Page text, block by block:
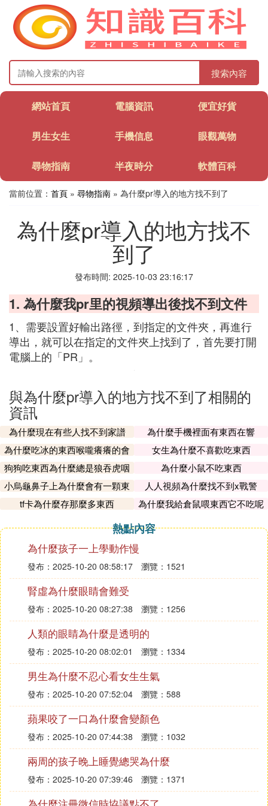
搜索內容
網站首頁 電腦資訊 便宜好貨
男生女生 手機信息 眼觀萬物
尋物指南 半夜時分 軟體百科
當前位置： 首頁 » 尋物指南 » 為什麼pr導入的地方找不到了
為什麼pr導入的地方找不
到了
發布時間: 2025-10-03 23:16:17
1. 為什麼我pr里的視頻導出後找不到文件
1、需要設置好輸出路徑，到指定的文件夾，再進行
導出，就可以在指定的文件夾上找到了，首先要打開
電腦上的「PR」。
與為什麼pr導入的地方找不到了相關的
資訊
為什麼現在有些人找不到家譜
為什麼手機裡面有東西在響
為什麼吃冰的東西喉嚨癢癢的會
咳
女生為什麼不喜歡吃東西
狗狗吃東西為什麼總是狼吞虎咽
的
為什麼小鼠不吃東西
小烏龜鼻子上為什麼會有一顆東
西
人人視頻為什麼找不到x戰警
tf卡為什麼存那麼多東西
為什麼我給倉鼠喂東西它不吃呢
熱點內容
為什麼孩子一上學動作慢
發布：2025-10-20 08:58:17 瀏覽：1521
腎虛為什麼眼睛會難受
發布：2025-10-20 08:27:38 瀏覽：1256
人類的眼睛為什麼是透明的
發布：2025-10-20 08:02:01 瀏覽：1334
男生為什麼不忍心看女生生氣
發布：2025-10-20 07:52:04 瀏覽：588
蘋果咬了一口為什麼會變顏色
發布：2025-10-20 07:44:38 瀏覽：1032
兩周的孩子晚上睡覺總哭為什麼
發布：2025-10-20 07:39:46 瀏覽：1371